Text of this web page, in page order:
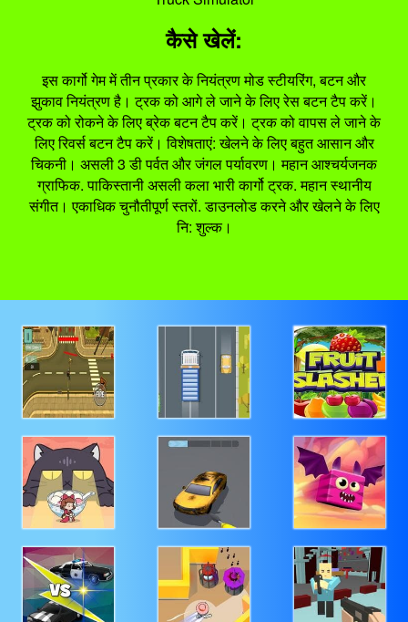
कैसे खेलें:
इस कार्गो गेम में तीन प्रकार के नियंत्रण मोड स्टीयरिंग, बटन और
झुकाव नियंत्रण है। ट्रक को आगे ले जाने के लिए रेस बटन टैप करें।
ट्रक को रोकने के लिए ब्रेक बटन टैप करें। ट्रक को वापस ले जाने के
लिए रिवर्स बटन टैप करें। विशेषताएं: खेलने के लिए बहुत आसान और
चिकनी। असली 3 डी पर्वत और जंगल पर्यावरण। महान आश्चर्यजनक
ग्राफिक. पाकिस्तानी असली कला भारी कार्गो ट्रक. महान स्थानीय
संगीत। एकाधिक चुनौतीपूर्ण स्तरों. डाउनलोड करने और खेलने के लिए
नि: शुल्क।